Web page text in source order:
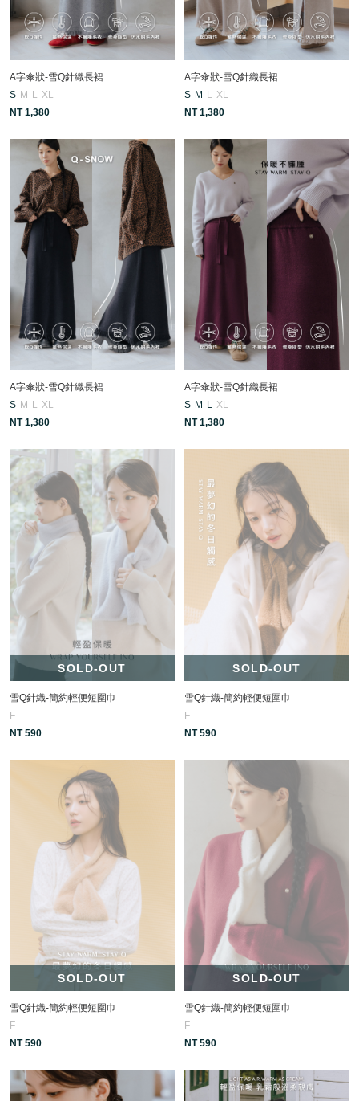
A字傘狀-雪Q針織長裙
S M L
XL
NT 1,380
A字傘狀-雪Q針織長裙
S M L
XL
NT 1,380
A字傘狀-雪Q針織長裙
S M L XL
NT 1,380
A字傘狀-雪Q針織長裙
S M L XL
NT 1,380
SOLD-OUT
雪Q針織-簡約輕便短圍巾
F
NT 590
SOLD-OUT
雪Q針織-簡約輕便短圍巾
F
NT 590
SOLD-OUT
雪Q針織-簡約輕便短圍巾
F
NT 590
SOLD-OUT
雪Q針織-簡約輕便短圍巾
F
NT 590